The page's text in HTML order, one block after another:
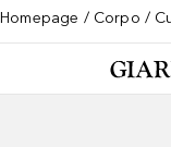
Homepage Corpo